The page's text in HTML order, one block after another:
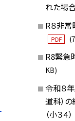
れた場
R８非
PDF
R8緊急
KB)
令和８
道科）
（小３４）